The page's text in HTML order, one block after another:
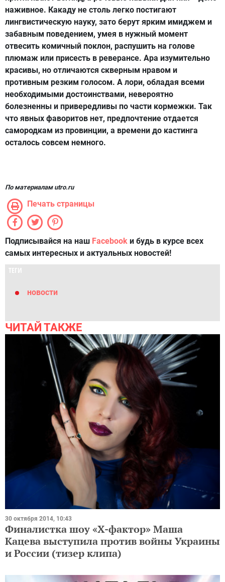
наживное. Какаду не столь легко постигают
лингвистическую науку, зато берут ярким имиджем и
забавным поведением, умея в нужный момент
отвесить комичный поклон, распушить на голове
плюмаж или присесть в реверансе. Ара изумительно
красивы, но отличаются скверным нравом и
противным резким голосом. А лори, обладая всеми
необходимыми достоинствами, невероятно
болезненны и привередливы по части кормежки. Так
что явных фаворитов нет, предпочтение отдается
самородкам из провинции, а времени до кастинга
осталось совсем немного.
По материалам utro.ru
Печать страницы
Подписывайся на наш Facebook и будь в курсе всех
самых интересных и актуальных новостей!
ТЕГИ
новости
ЧИТАЙ ТАКЖЕ
30 октября 2014, 10:43
Финалистка шоу «Х-фактор» Маша
Кацева выступила против войны Украины
и России (тизер клипа)